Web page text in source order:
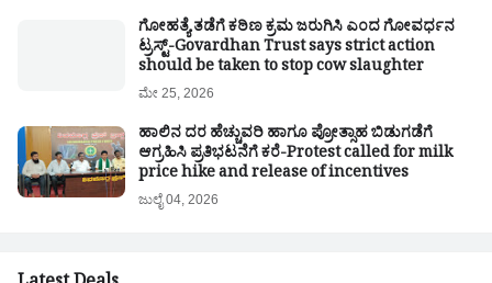
ಗೋಹತ್ಯೆ ತಡೆಗೆ ಕಠಿಣ ಕ್ರಮ ಜರುಗಿಸಿ ಎಂದ ಗೋವರ್ಧನ
ಟ್ರಸ್ಟ್-Govardhan Trust says strict action
should be taken to stop cow slaughter
ಮೇ 25, 2026
ಹಾಲಿನ ದರ ಹೆಚ್ಚುವರಿ ಹಾಗೂ ಪ್ರೋತ್ಸಾಹ ಬಿಡುಗಡೆಗೆ
ಆಗ್ರಹಿಸಿ ಪ್ರತಿಭಟನೆಗೆ ಕರೆ-Protest called for milk
price hike and release of incentives
ಜುಲೈ 04, 2026